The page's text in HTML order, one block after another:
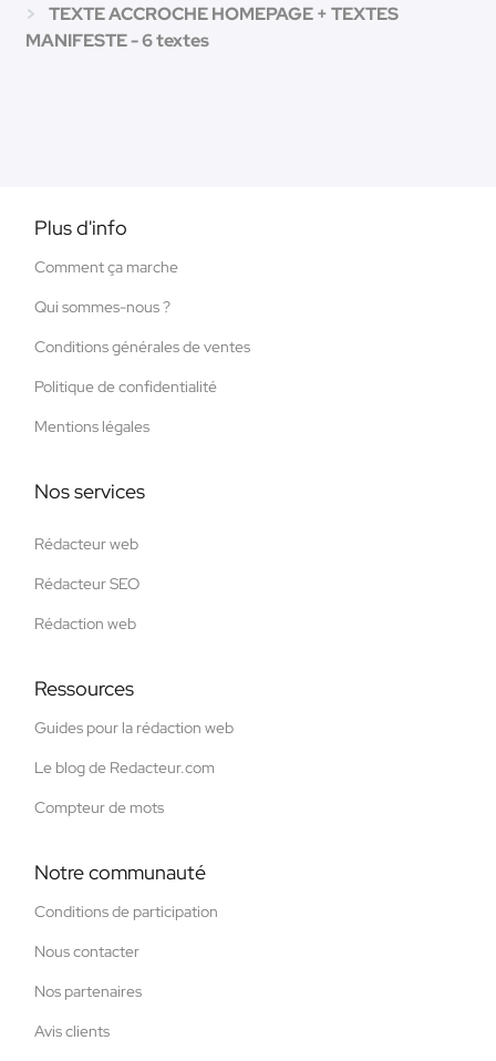
TEXTE ACCROCHE HOMEPAGE + TEXTES
MANIFESTE - 6 textes
Plus d'info
Comment ça marche
Qui sommes-nous ?
Conditions générales de ventes
Politique de confidentialité
Mentions légales
Nos services
Rédacteur web
Rédacteur SEO
Rédaction web
Ressources
Guides pour la rédaction web
Le blog de Redacteur.com
Compteur de mots
Notre communauté
Conditions de participation
Nous contacter
Nos partenaires
Avis clients